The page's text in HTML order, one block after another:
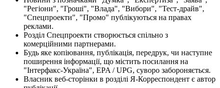
"Регіони", "Гроші", "Влада", "Вибори", "Тест-драйв",
"Спецпроекти", "Промо" публікуються на правах
реклами.
Розділ Спецпроекти створюється спільно з
комерційними партнерами.
Будь яке копіювання, публікація, передрук, чи наступне
поширення інформації, що містить посилання на
"Інтерфакс-Україна", EPA / UPG, суворо забороняється.
Власник веб-сторінки в розділі Я-Корреспондент є автор